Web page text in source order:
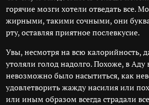
горячие мозги хотели отведать все.
жирными, такими сочными, они
рту, оставляя приятное послевкусие.
Увы, несмотря на всю калорийность,
утоляли голод надолго. Похоже, в
невозможно было насытиться, как
удовлетворить жажду насилия или
или иным образом всегда страдали